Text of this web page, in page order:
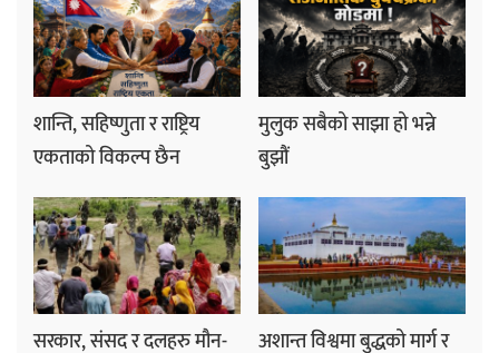
शान्ति, सहिष्णुता र राष्ट्रिय
एकताको विकल्प छैन
मुलुक सबैको साझा हो भन्ने
बुझौं
सरकार, संसद र दलहरु मौन-
अशान्त विश्वमा बुद्धको मार्ग र